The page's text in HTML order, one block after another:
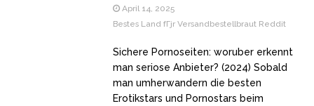
April 14, 2025
Bestes Land fГјr Versandbestellbraut Reddit
Sichere Pornoseiten: woruber erkennt
man seriose Anbieter? (2024) Sobald
man umherwandern die besten
Erotikstars und Pornostars beim